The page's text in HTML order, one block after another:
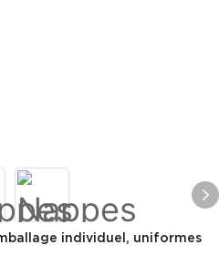
individuel, uniformes